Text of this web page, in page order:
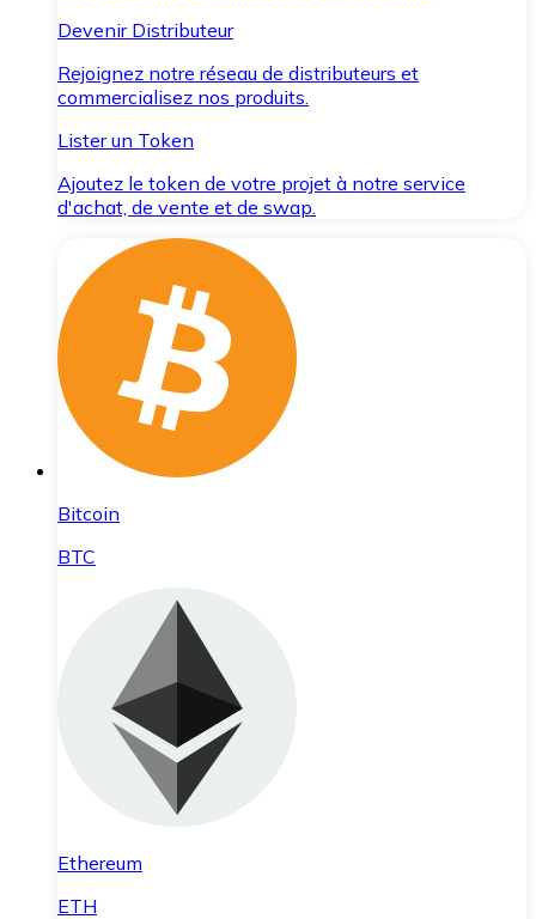
Devenir Distributeur
Rejoignez notre réseau de distributeurs et
commercialisez nos produits.
Lister un Token
Ajoutez le token de votre projet à notre service
d'achat, de vente et de swap.
Bitcoin
BTC
Ethereum
ETH